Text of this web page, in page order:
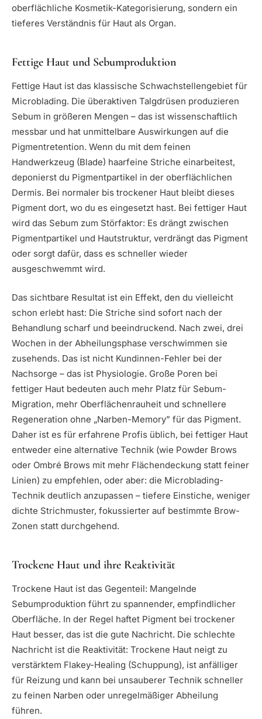
oberflächliche Kosmetik-Kategorisierung, sondern ein
tieferes Verständnis für Haut als Organ.
Fettige Haut und Sebumproduktion
Fettige Haut ist das klassische Schwachstellengebiet für
Microblading. Die überaktiven Talgdrüsen produzieren
Sebum in größeren Mengen – das ist wissenschaftlich
messbar und hat unmittelbare Auswirkungen auf die
Pigmentretention. Wenn du mit dem feinen
Handwerkzeug (Blade) haarfeine Striche einarbeitest,
deponierst du Pigmentpartikel in der oberflächlichen
Dermis. Bei normaler bis trockener Haut bleibt dieses
Pigment dort, wo du es eingesetzt hast. Bei fettiger Haut
wird das Sebum zum Störfaktor: Es drängt zwischen
Pigmentpartikel und Hautstruktur, verdrängt das Pigment
oder sorgt dafür, dass es schneller wieder
ausgeschwemmt wird.
Das sichtbare Resultat ist ein Effekt, den du vielleicht
schon erlebt hast: Die Striche sind sofort nach der
Behandlung scharf und beeindruckend. Nach zwei, drei
Wochen in der Abheilungsphase verschwimmen sie
zusehends. Das ist nicht Kundinnen-Fehler bei der
Nachsorge – das ist Physiologie. Große Poren bei
fettiger Haut bedeuten auch mehr Platz für Sebum-
Migration, mehr Oberflächenrauheit und schnellere
Regeneration ohne „Narben-Memory” für das Pigment.
Daher ist es für erfahrene Profis üblich, bei fettiger Haut
entweder eine alternative Technik (wie Powder Brows
oder Ombré Brows mit mehr Flächendeckung statt feiner
Linien) zu empfehlen, oder aber: die Microblading-
Technik deutlich anzupassen – tiefere Einstiche, weniger
dichte Strichmuster, fokussierter auf bestimmte Brow-
Zonen statt durchgehend.
Trockene Haut und ihre Reaktivität
Trockene Haut ist das Gegenteil: Mangelnde
Sebumproduktion führt zu spannender, empfindlicher
Oberfläche. In der Regel haftet Pigment bei trockener
Haut besser, das ist die gute Nachricht. Die schlechte
Nachricht ist die Reaktivität: Trockene Haut neigt zu
verstärktem Flakey-Healing (Schuppung), ist anfälliger
für Reizung und kann bei unsauberer Technik schneller
zu feinen Narben oder unregelmäßiger Abheilung
führen.